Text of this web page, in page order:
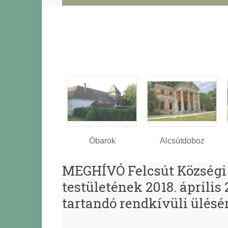
Óbarok Alcsútdoboz
MEGHÍVÓ Felcsút
testületének 2018. április
tartandó rendkívüli